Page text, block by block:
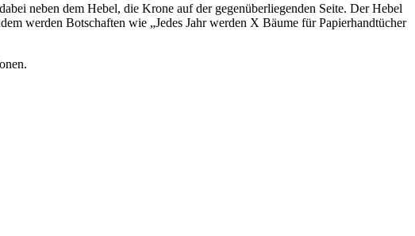
neben dem Hebel, die Krone auf der gegenüberliegenden Seite. Der Hebel
werden Botschaften wie „Jedes Jahr werden X Bäume für Papierhandtücher